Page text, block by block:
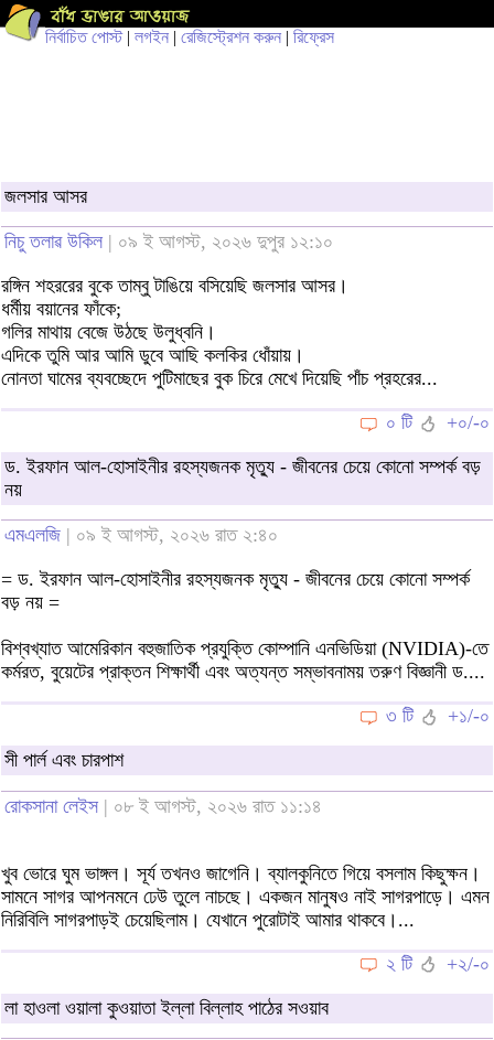
নির্বাচিত পোস্ট| লগইন | রেজিস্ট্রেশন করুন | রিফ্রেস
জলসার আসর
নিচু তলাৱ উকিল | ০৯ ই আগস্ট, ২০২৬ দুপুর ১২:১০
রঙ্গিন শহররের বুকে তাম্বু টাঙিয়ে বসিয়েছি জলসার আসর।
ধর্মীয় বয়ানের ফাঁকে;
গলির মাথায় বেজে উঠছে উলুধ্বনি।
এদিকে তুমি আর আমি ডুবে আছি কলকির ধোঁয়ায়।
নোনতা ঘামের ব্যবচ্ছেদে পুটিমাছের বুক চিরে মেখে দিয়েছি পাঁচ প্রহরের...
০ টি
+০/-০
ড. ইরফান আল-হোসাইনীর রহস্যজনক মৃত্যু - জীবনের চেয়ে কোনো সম্পর্ক বড়
নয়
এমএলজি | ০৯ ই আগস্ট, ২০২৬ রাত ২:৪০
= ড. ইরফান আল-হোসাইনীর রহস্যজনক মৃত্যু - জীবনের চেয়ে কোনো সম্পর্ক
বড় নয় =
বিশ্বখ্যাত আমেরিকান বহুজাতিক প্রযুক্তি কোম্পানি এনভিডিয়া (NVIDIA)-তে
কর্মরত, বুয়েটের প্রাক্তন শিক্ষার্থী এবং অত্যন্ত সম্ভাবনাময় তরুণ বিজ্ঞানী ড....
৩ টি
+১/-০
সী পার্ল এবং চারপাশ
রোকসানা লেইস | ০৮ ই আগস্ট, ২০২৬ রাত ১১:১৪
খুব ভোরে ঘুম ভাঙ্গল। সূর্য তখনও জাগেনি। ব্যালকুনিতে গিয়ে বসলাম কিছুক্ষন।
সামনে সাগর আপনমনে ঢেউ তুলে নাচছে। একজন মানুষও নাই সাগরপাড়ে। এমন
নিরিবিলি সাগরপাড়ই চেয়েছিলাম। যেখানে পুরোটাই আমার থাকবে।...
২ টি
+২/-০
লা হাওলা ওয়ালা কুওয়াতা ইল্লা বিল্লাহ পাঠের সওয়াব